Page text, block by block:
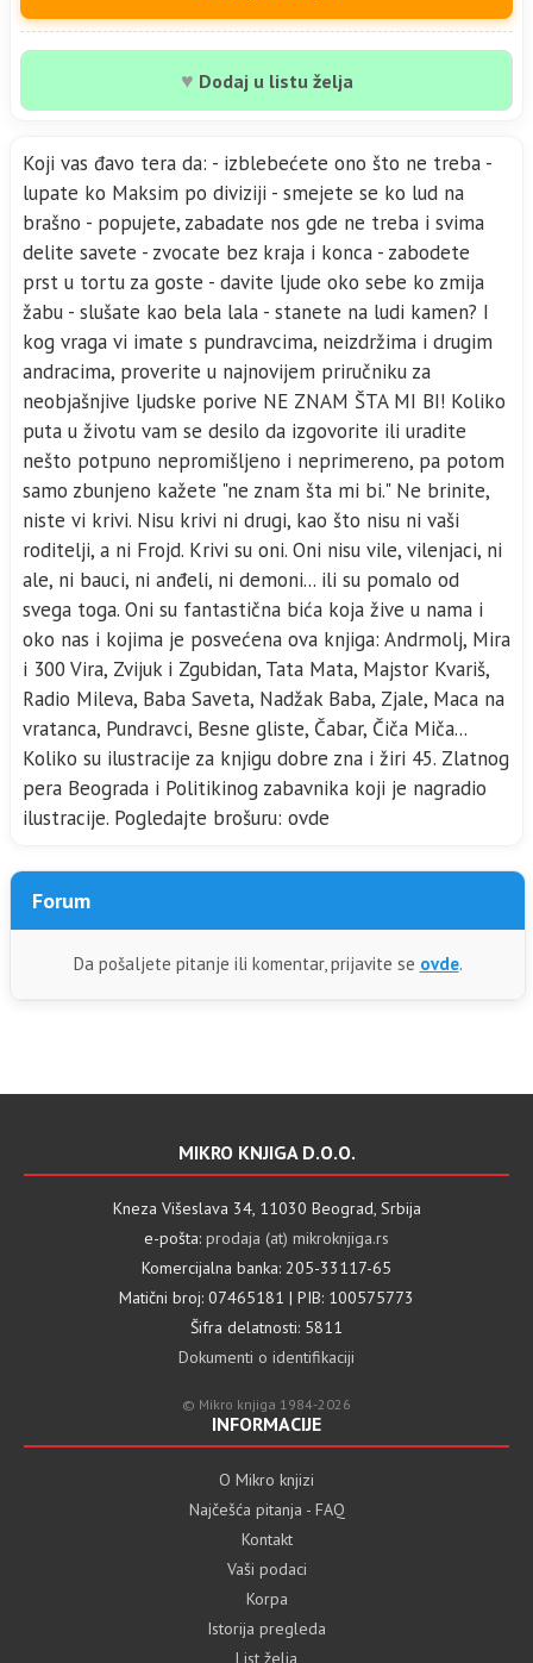
♥ Dodaj u listu želja
Koji vas đavo tera da: - izblebećete ono što ne treba -
lupate ko Maksim po diviziji - smejete se ko lud na
brašno - popujete, zabadate nos gde ne treba i svima
delite savete - zvocate bez kraja i konca - zabodete
prst u tortu za goste - davite ljude oko sebe ko zmija
žabu - slušate kao bela lala - stanete na ludi kamen? I
kog vraga vi imate s pundravcima, neizdržima i drugim
andracima, proverite u najnovijem priručniku za
neobjašnjive ljudske porive NE ZNAM ŠTA MI BI! Koliko
puta u životu vam se desilo da izgovorite ili uradite
nešto potpuno nepromišljeno i neprimereno, pa potom
samo zbunjeno kažete "ne znam šta mi bi." Ne brinite,
niste vi krivi. Nisu krivi ni drugi, kao što nisu ni vaši
roditelji, a ni Frojd. Krivi su oni. Oni nisu vile, vilenjaci, ni
ale, ni bauci, ni anđeli, ni demoni... ili su pomalo od
svega toga. Oni su fantastična bića koja žive u nama i
oko nas i kojima je posvećena ova knjiga: Andrmolj, Mira
i 300 Vira, Zvijuk i Zgubidan, Tata Mata, Majstor Kvariš,
Radio Mileva, Baba Saveta, Nadžak Baba, Zjale, Maca na
vratanca, Pundravci, Besne gliste, Čabar, Čiča Miča...
Koliko su ilustracije za knjigu dobre zna i žiri 45. Zlatnog
pera Beograda i Politikinog zabavnika koji je nagradio
ilustracije. Pogledajte brošuru: ovde
Forum
Da pošaljete pitanje ili komentar, prijavite se ovde.
MIKRO KNJIGA D.O.O.
Kneza Višeslava 34, 11030 Beograd, Srbija
e-pošta: prodaja (at) mikroknjiga.rs
Komercijalna banka: 205-33117-65
Matični broj: 07465181 | PIB: 100575773
Šifra delatnosti: 5811
Dokumenti o identifikaciji
© Mikro knjiga 1984-2026
INFORMACIJE
O Mikro knjizi
Najčešća pitanja - FAQ
Kontakt
Vaši podaci
Korpa
Istorija pregleda
List želja